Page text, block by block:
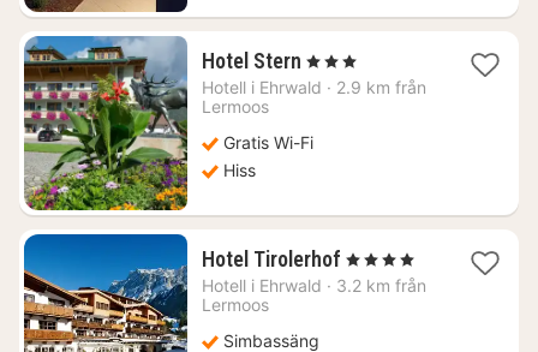
Hotel Stern 1
natt
kr.
, 3 Stjärnor
Hotell i Ehrwald · 2.9 km från
Lermoos
Gratis Wi-Fi
Hiss
Hotel Tirolerhof 1
natt
, 4 Stjärnor
Hotell i Ehrwald · 3.2 km från
Lermoos
Simbassäng